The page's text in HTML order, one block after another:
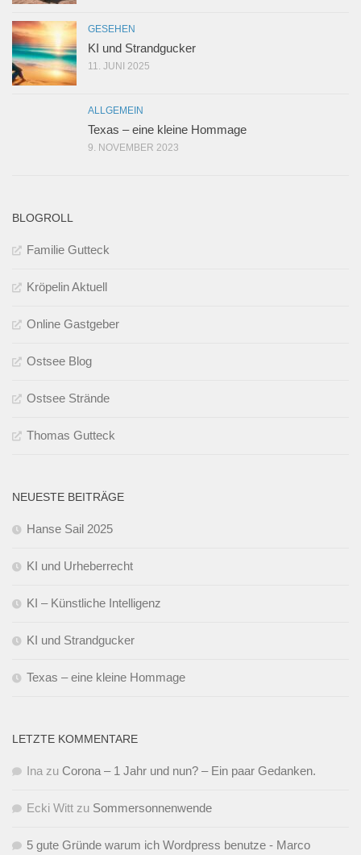
GESEHEN
KI und Strandgucker
11. JUNI 2025
ALLGEMEIN
Texas – eine kleine Hommage
9. NOVEMBER 2023
BLOGROLL
Familie Gutteck
Kröpelin Aktuell
Online Gastgeber
Ostsee Blog
Ostsee Strände
Thomas Gutteck
NEUESTE BEITRÄGE
Hanse Sail 2025
KI und Urheberrecht
KI – Künstliche Intelligenz
KI und Strandgucker
Texas – eine kleine Hommage
LETZTE KOMMENTARE
Ina zu Corona – 1 Jahr und nun? – Ein paar Gedanken.
Ecki Witt zu Sommersonnenwende
5 gute Gründe warum ich Wordpress benutze - Marco